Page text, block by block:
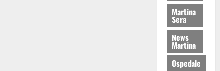
Martina
Sera
News
Martina
Ospedale